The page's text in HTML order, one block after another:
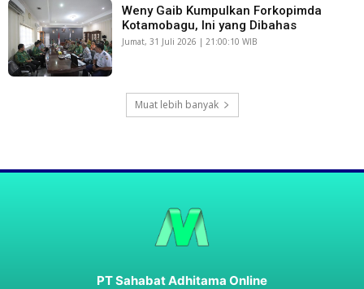
Weny Gaib Kumpulkan Forkopimda
Kotamobagu, Ini yang Dibahas
Jumat, 31 Juli 2026 | 21:00:10 WIB
Muat lebih banyak
PT Sahabat Adhitama Online